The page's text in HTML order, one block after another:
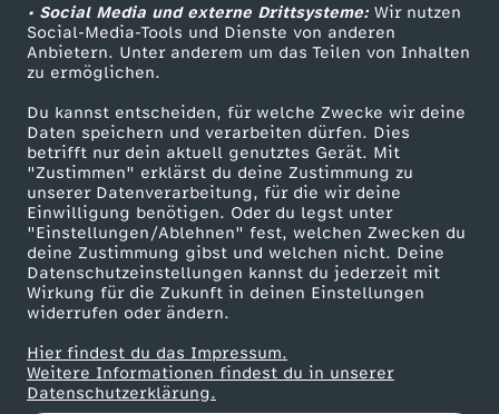
• Social Media und externe Drittsysteme:Wir nutzen
Social-Media-Tools und Dienste von anderen
Anbietern. Unter anderem um das Teilen von Inhalten
zu ermöglichen.
Du kannst entscheiden, für welche Zwecke wir deine
Daten speichern und verarbeiten dürfen. Dies
betrifft nur dein aktuell genutztes Gerät. Mit
"Zustimmen" erklärst du deine Zustimmung zu
unserer Datenverarbeitung, für die wir deine
Einwilligung benötigen. Oder du legst unter
"Einstellungen/Ablehnen" fest, welchen Zwecken du
deine Zustimmung gibst und welchen nicht. Deine
Datenschutzeinstellungen kannst du jederzeit mit
Wirkung für die Zukunft in deinen Einstellungen
widerrufen oder ändern.
Hier findest du das Impressum.
Weitere Informationen findest du in unserer
Datenschutzerklärung.
d
e
r
v
o
n
B
ZDF Unternehmen
Karriere
ZDF goes Schule
Werbefernsehen
Mainzelmännchen
Partner